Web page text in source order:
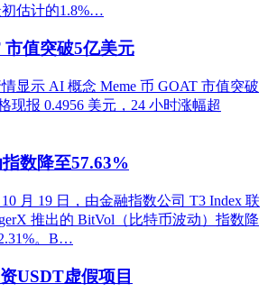
估计的1.8%…
值突破5亿美元
显示 AI 概念 Meme 币 GOAT 市值突破
现报 0.4956 美元，24 小时涨幅超
数降至57.63%
月 19 日，由金融指数公司 T3 Index 联
推出的 BitVol（比特币波动）指数降
。B…
USDT虚假项目